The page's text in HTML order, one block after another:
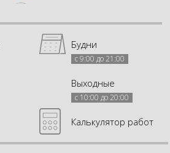
Будни
с 9:00 до 21:00
Выходные
с 10:00 до 20:00
Калькулятор работ